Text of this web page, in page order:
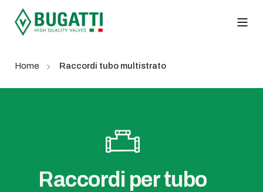
Home Raccordi tubo multistrato
Raccordi per tubo